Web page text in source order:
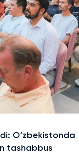
O‘zbekistonda
tashabbus